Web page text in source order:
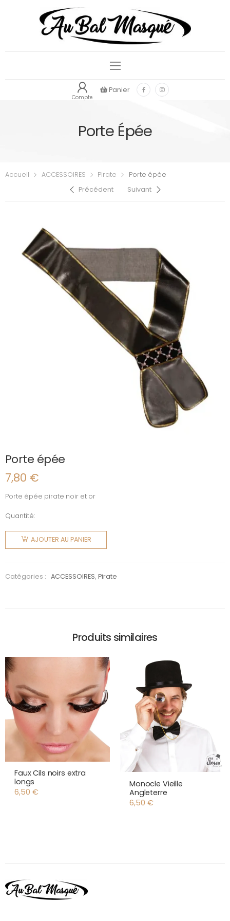
Compte
Panier
Porte Épée
Accueil ACCESSOIRES Pirate
Porte épée
Précédent
Suivant
Porte épée
7,80 €
Porte épée pirate noir et or
Quantité:
quantité
de Porte
épée
AJOUTER AU PANIER
Catégories : ACCESSOIRES,Pirate
Produits similaires
Faux Cils noirs extra
longs
6,50 €
Monocle Vieille
Angleterre
6,50 €